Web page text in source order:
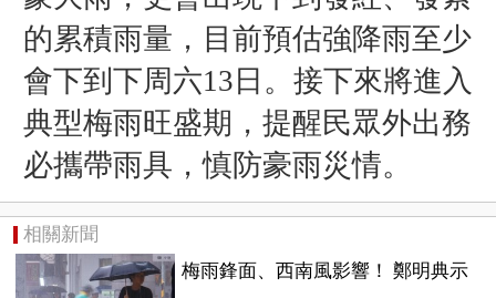
的累積雨量，目前預估強降雨至少
會下到下周六13日。接下來將進入
典型梅雨旺盛期，提醒民眾外出務
必攜帶雨具，慎防豪雨災情。
相關新聞
梅雨鋒面、西南風影響！ 鄭明典示